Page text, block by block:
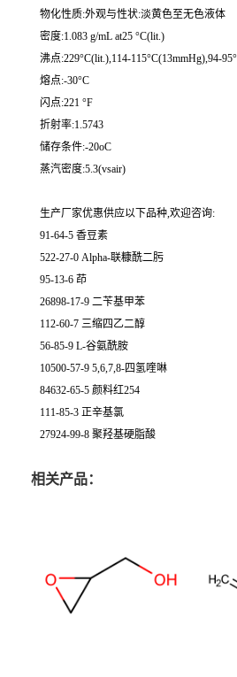
物化性质:外观与性状:淡黄色至无色液体
密度:1.083 g/mL at25 °C(lit.)
沸点:229°C(lit.),114-115°C(13mmHg),94-
熔点:-30°C
闪点:221 °F
折射率:1.5743
储存条件:-20oC
蒸汽密度:5.3(vsair)
生产厂家优惠供应以下品种,欢迎咨询:
91-64-5 香豆素
522-27-0 Alpha-联糠酰二肟
95-13-6 茚
26898-17-9 二苄基甲苯
112-60-7 三缩四乙二醇
56-85-9 L-谷氨酰胺
10500-57-9 5,6,7,8-四氢喹啉
84632-65-5 颜料红254
111-85-3 正辛基氯
27924-99-8 聚羟基硬脂酸
相关产品：